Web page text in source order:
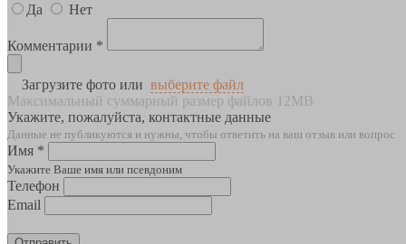
Да
Нет
Комментарии *
Загрузите фото или выберите файл
Максимальный суммарный размер файлов 12MB
Укажите, пожалуйста, контактные данные
Данные не публикуются и нужны, чтобы ответить на ваш отзыв или вопрос
Имя *
Укажите Ваше имя или псевдоним
Телефон
Email